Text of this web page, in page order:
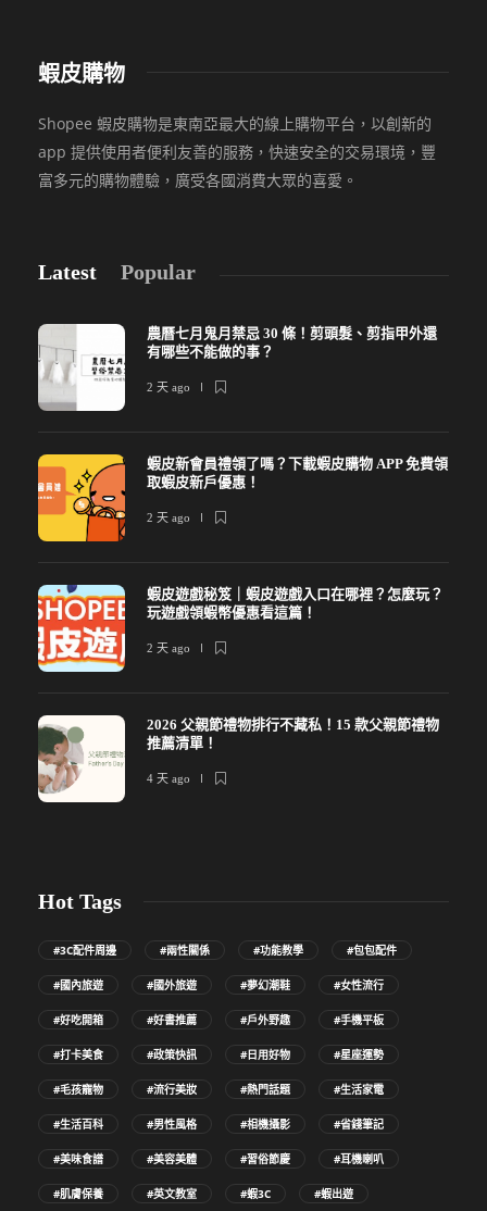
蝦皮購物
Shopee 蝦皮購物是東南亞最大的線上購物平台，以創新的
app 提供使用者便利友善的服務，快速安全的交易環境，豐
富多元的購物體驗，廣受各國消費大眾的喜愛。
Latest Popular
農曆七月鬼月禁忌 30 條！剪頭髮、剪指甲外還
有哪些不能做的事？
2 天 ago
蝦皮新會員禮領了嗎？下載蝦皮購物 APP 免費領
取蝦皮新戶優惠！
2 天 ago
蝦皮遊戲秘笈｜蝦皮遊戲入口在哪裡？怎麼玩？
玩遊戲領蝦幣優惠看這篇！
2 天 ago
2026 父親節禮物排行不藏私！15 款父親節禮物
推薦清單！
4 天 ago
Hot Tags
#3C配件周邊 #兩性關係 #功能教學 #包包配件
#國內旅遊 #國外旅遊 #夢幻潮鞋 #女性流行
#好吃開箱 #好書推薦 #戶外野趣 #手機平板
#打卡美食 #政策快訊 #日用好物 #星座運勢
#毛孩寵物 #流行美妝 #熱門話題 #生活家電
#生活百科 #男性風格 #相機攝影 #省錢筆記
#美味食譜 #美容美體 #習俗節慶 #耳機喇叭
#肌膚保養 #英文教室 #蝦3C #蝦出遊